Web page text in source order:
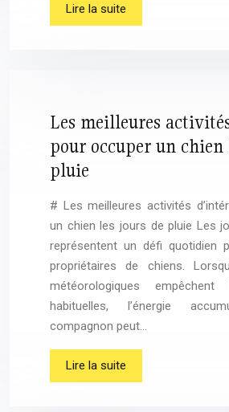
Lire la suite
Les meilleures
pour occuper un chien
pluie
# Les meilleures activités
un chien les jours de pluie Les
représentent un défi quotidien
propriétaires de chiens.
météorologiques empêchent
habituelles, l’énergie
compagnon peut…
Lire la suite